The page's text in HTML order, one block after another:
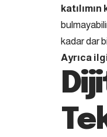
kadar dar
Ayrıca